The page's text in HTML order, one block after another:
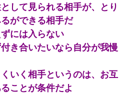
のお金返してね(冗談)」息子「はい、
が病気になったから援助して欲し
なってしまった結果ｗｗｗｗｗｗｗ
」私「あの‥」上司「今は私が話し
司「黙って聞きなさい！」私「それ
して見られる相手が、とり
ができる相手だ
には入らない
き合いたいなら自分が我慢
いく相手というのは、お互
ことが条件だよ